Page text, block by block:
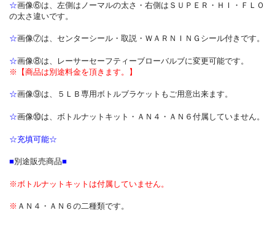
☆画像⑥は、左側はノーマルの太さ・右側はＳＵＰＥＲ・ＨＩ・ＦＬＯ
の太さ違いです。
☆画像⑦は、センターシール・取説・ＷＡＲＮＩＮＧシール付きです。
☆画像⑧は、レーサーセーフティーブローバルブに変更可能です。
※【商品は別途料金を頂きます。】
☆画像⑨は、５ＬＢ専用ボトルブラケットもご用意出来ます。
☆画像⑩は、ボトルナットキット・ＡＮ４・ＡＮ６付属していません。
☆充填可能☆
■別途販売商品■
※ボトルナットキットは付属していません。
※ ＡＮ４・ＡＮ６の二種類です。